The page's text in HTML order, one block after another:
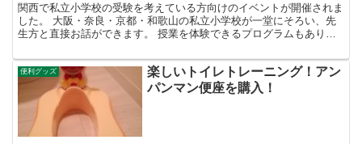
関西で私立小学校の受験を考えている方向けのイベントが開催されま
した。 大阪・奈良・京都・和歌山の私立小学校が一堂にそろい、先
生方と直接お話ができます。 授業を体験できるプログラムもありま
便利グッズ
楽しいトイレトレーニング！アン
パンマン便座を購入！